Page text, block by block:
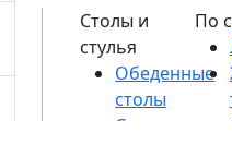
Обеденные
столы
Стулья